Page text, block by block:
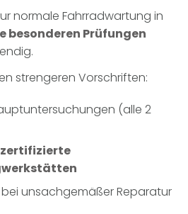
normale Fahrradwartung in
besonderen Prüfungen
strengeren Vorschriften:
(alle 2
zertifizierte
unsachgemäßer Reparatur